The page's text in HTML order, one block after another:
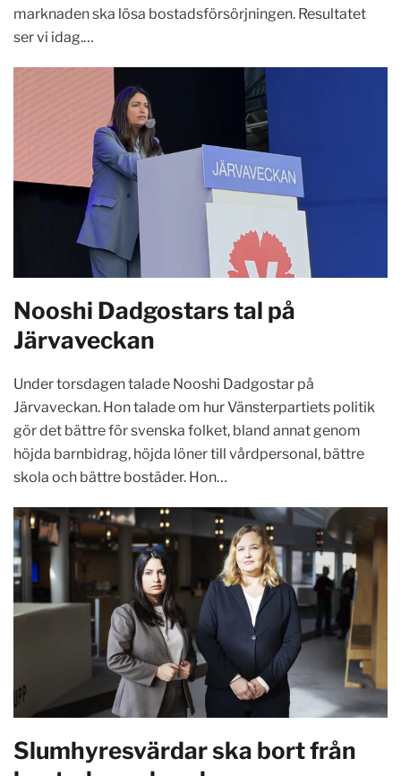
marknaden ska lösa bostadsförsörjningen. Resultatet
ser vi idag.…
Nooshi Dadgostars tal på
Järvaveckan
Under torsdagen talade Nooshi Dadgostar på
Järvaveckan. Hon talade om hur Vänsterpartiets politik
gör det bättre för svenska folket, bland annat genom
höjda barnbidrag, höjda löner till vårdpersonal, bättre
skola och bättre bostäder. Hon…
Slumhyresvärdar ska bort från